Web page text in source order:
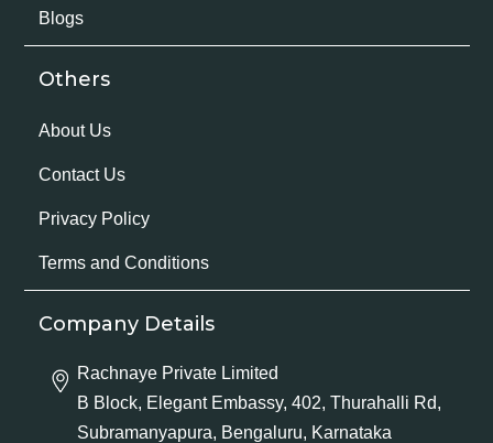
Blogs
Others
About Us
Contact Us
Privacy Policy
Terms and Conditions
Company Details
Rachnaye Private Limited
B Block, Elegant Embassy, 402, Thurahalli Rd,
Subramanyapura, Bengaluru, Karnataka